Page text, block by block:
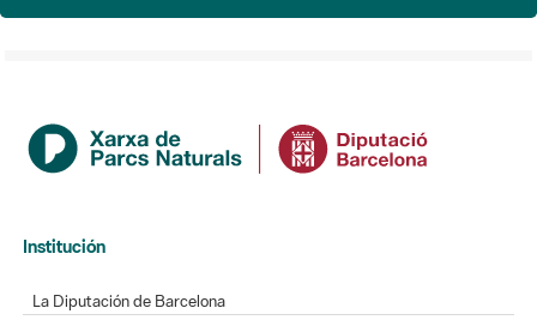
Institución
La Diputación de Barcelona